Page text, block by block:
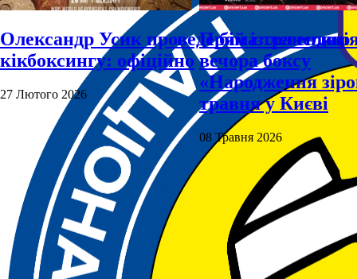
Олександр Усик проведе бій із легендою
кікбоксингу: офіційно
27 Лютого 2026
Пряма
вечора боксу
«Народження
травня у Києві
08 Травня 2026